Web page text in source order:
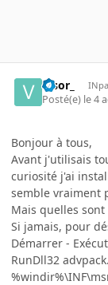
Visor_
Posté(e) le 4
Bonjour à tous,
Avant j'utilisais
curiosité j'ai
semble vraiment
Mais quelles
Si jamais, pour
Démarrer -
RunDll32